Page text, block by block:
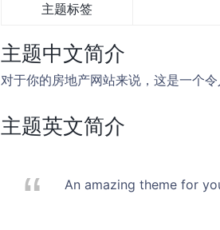
主题标签
主题中文简介
对于你的房地产网站来说，这是一个令
主题英文简介
An amazing theme for